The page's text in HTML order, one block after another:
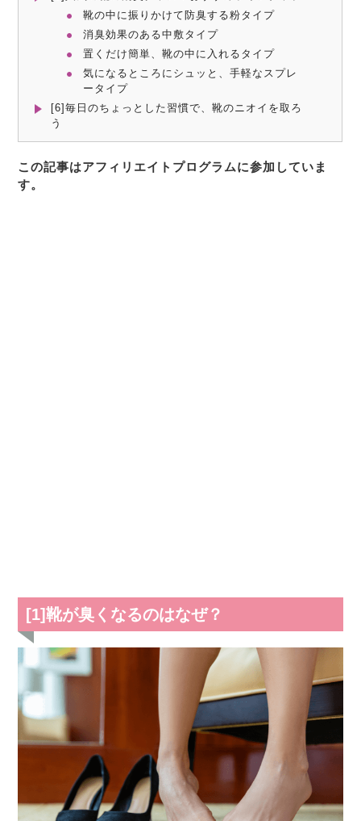
靴の中に振りかけて防臭する粉タイプ
消臭効果のある中敷タイプ
置くだけ簡単、靴の中に入れるタイプ
気になるところにシュッと、手軽なスプレ
ータイプ
[6]毎日のちょっとした習慣で、靴のニオイを取ろ
う
この記事はアフィリエイトプログラムに参加していま
す。
[1]靴が臭くなるのはなぜ？